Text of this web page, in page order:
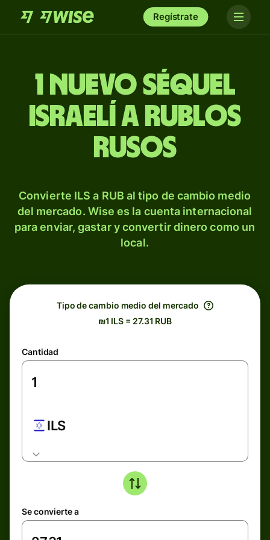
Regístrate
1 nuevo séquel
israelí a rublos
rusos
Convierte ILS a RUB al tipo de cambio medio
del mercado. Wise es la cuenta internacional
para enviar, gastar y convertir dinero como un
local.
Tipo de cambio medio del mercado
₪1 ILS = 27.31 RUB
Cantidad
ILS
Se convierte a